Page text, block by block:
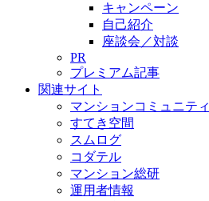
キャンペーン
自己紹介
座談会／対談
PR
プレミアム記事
関連サイト
マンションコミュニティ
すてき空間
スムログ
コダテル
マンション総研
運用者情報